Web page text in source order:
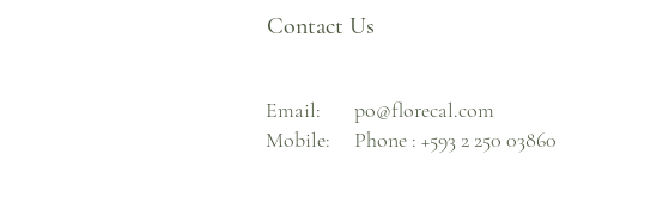
Contact Us
Email:
Mobile:
po@florecal.com
Phone : +593 2 250 03860